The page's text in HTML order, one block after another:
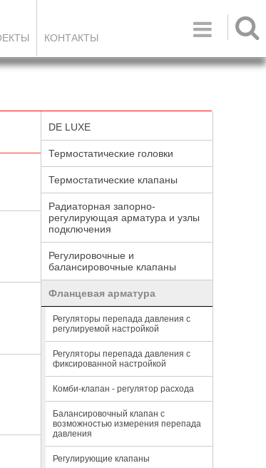

КОНТАКТЫ
DE LUXE
Термостатические головки
Термостатические клапаны
Радиаторная запорно-
регулирующая арматура и узлы
подключения
Регулировочные и
балансировочные клапаны
Фланцевая арматура
Регуляторы перепада давления с
регулируемой настройкой
Регуляторы перепада давления с
фиксированной настройкой
Комби-клапан - регулятор расхода
Балансировочный клапан с
возможностью измерения перепада
давления
Регулирующие клапаны